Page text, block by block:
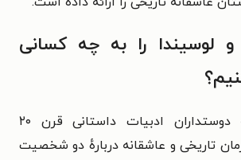
لوسیندا را به چه کسانی
این کتاب را به دوستداران ادبیات داستانی قرن ۲۰
تاریخی و عاشقانه دربارهٔ دو شخصیت